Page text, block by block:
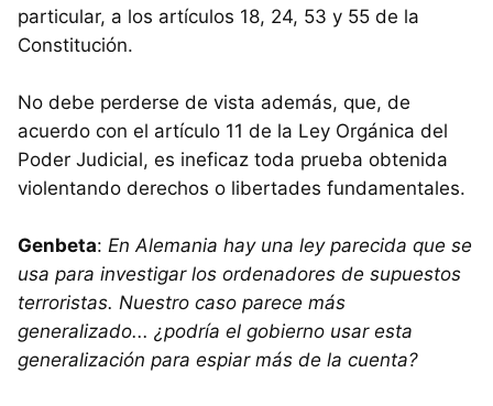
particular, a los artículos 18, 24, 53 y 55 de la
Constitución.
No debe perderse de vista además, que, de
acuerdo con el artículo 11 de la Ley Orgánica del
Poder Judicial, es ineficaz toda prueba obtenida
violentando derechos o libertades fundamentales.
Genbeta: En Alemania hay una ley parecida que se
usa para investigar los ordenadores de supuestos
terroristas. Nuestro caso parece más
generalizado... ¿podría el gobierno usar esta
generalización para espiar más de la cuenta?